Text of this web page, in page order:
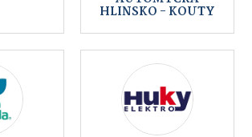
HLINSKO - KOUTY